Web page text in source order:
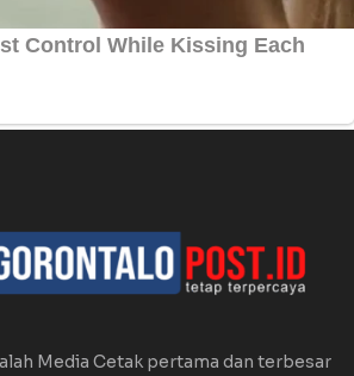
Media Cetak pertama dan terbesar